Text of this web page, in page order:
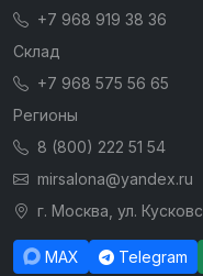
+7 968 919 38 36
Склад
+7 968 575 56 65
Регионы
8 (800) 222 51 54
mirsalona@yandex.ru
г. Москва, ул.
MAX Telegram